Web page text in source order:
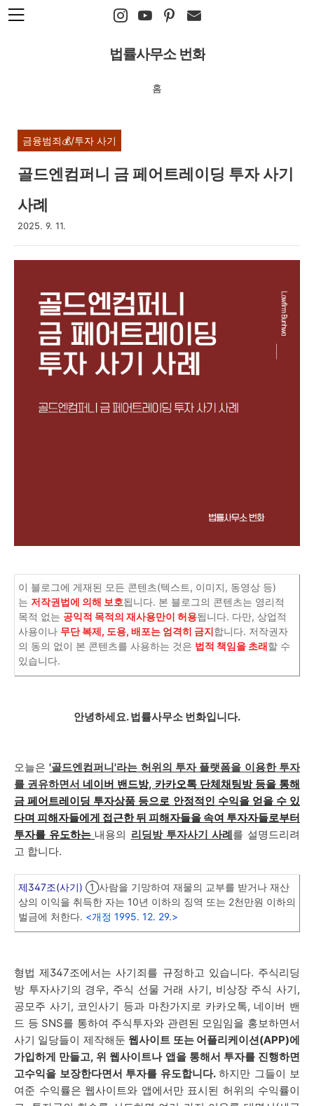
본문 바로가기
법률사무소 번화
홈
금융범죄💰/투자 사기
골드엔컴퍼니 금 페어트레이딩 투자 사기
사례
2025. 9. 11.
이 블로그에 게재된 모든 콘텐츠(텍스트, 이미지, 동영상 등)
는 저작권법에 의해 보호됩니다. 본 블로그의 콘텐츠는 영리적
목적 없는 공익적 목적의 재사용만이 허용됩니다. 다만, 상업적
사용이나 무단 복제, 도용, 배포는 엄격히 금지합니다. 저작권자
의 동의 없이 본 콘텐츠를 사용하는 것은 법적 책임을 초래할 수
있습니다.
안녕하세요. 법률사무소 번화입니다.
오늘은 '골드엔컴퍼니'라는 허위의 투자 플랫폼을 이용한 투자
를 권유하면서 네이버 밴드방, 카카오톡 단체채팅방 등을 통해
금 페어트레이딩 투자상품 등으로 안정적인 수익을 얻을 수 있
다며 피해자들에게 접근한 뒤 피해자들을 속여 투자자들로부터
투자를 유도하는 내용의 리딩방 투자사기 사례를 설명드리려
고 합니다.
제347조(사기) ①사람을 기망하여 재물의 교부를 받거나 재산
상의 이익을 취득한 자는 10년 이하의 징역 또는 2천만원 이하의
벌금에 처한다. <개정 1995. 12. 29.>
형법 제347조에서는 사기죄를 규정하고 있습니다. 주식리딩
방 투자사기의 경우, 주식 선물 거래 사기, 비상장 주식 사기,
공모주 사기, 코인사기 등과 마찬가지로 카카오톡, 네이버 밴
드 등 SNS를 통하여 주식투자와 관련된 모임임을 홍보하면서
사기 일당들이 제작해둔 웹사이트 또는 어플리케이션(APP)에
가입하게 만들고, 위 웹사이트나 앱을 통해서 투자를 진행하면
고수익을 보장한다면서 투자를 유도합니다. 하지만 그들이 보
여준 수익률은 웹사이트와 앱에서만 표시된 허위의 수익률이